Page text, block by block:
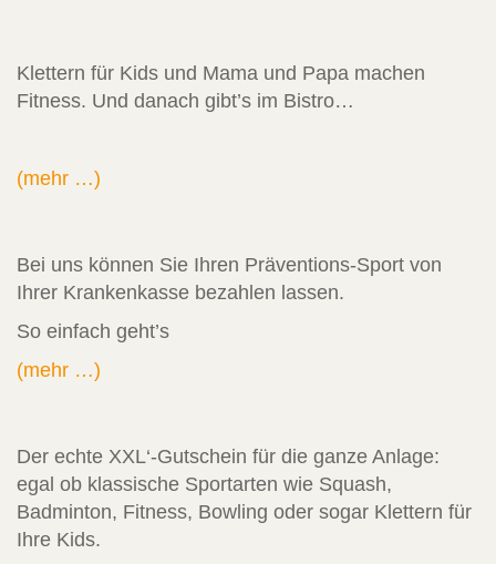
Klettern für Kids und Mama und Papa machen
Fitness. Und danach gibt’s im Bistro…
(mehr …)
Bei uns können Sie Ihren Präventions-Sport von
Ihrer Krankenkasse bezahlen lassen.
So einfach geht’s
(mehr …)
Der echte XXL‘-Gutschein für die ganze Anlage:
egal ob klassische Sportarten wie Squash,
Badminton, Fitness, Bowling oder sogar Klettern für
Ihre Kids.